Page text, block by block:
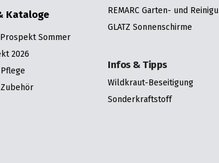
Kataloge
Sommer
2026
REMARC Garten- und
GLATZ Sonnenschirme
Infos & Tipps
Wildkraut-Beseitigung
Sonderkraftstoff